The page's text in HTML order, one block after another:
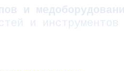
и
и инструментов